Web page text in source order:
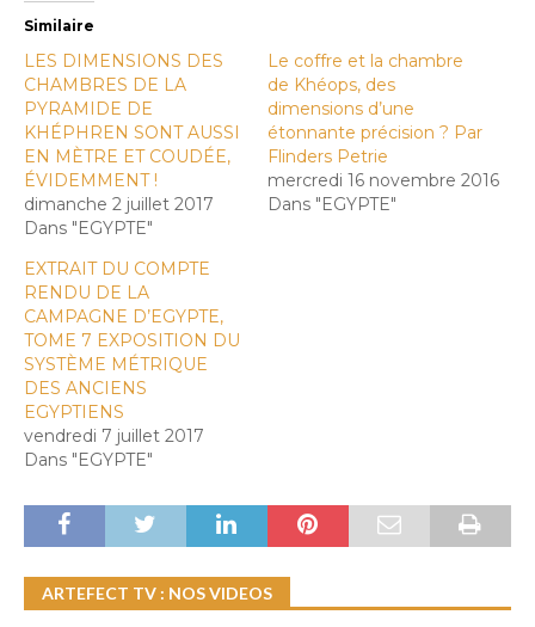
Similaire
LES DIMENSIONS DES
CHAMBRES DE LA
PYRAMIDE DE
KHÉPHREN SONT AUSSI
EN MÈTRE ET COUDÉE,
ÉVIDEMMENT !
dimanche 2 juillet 2017
Dans "EGYPTE"
Le coffre et la chambre
de Khéops, des
dimensions d’une
étonnante précision ? Par
Flinders Petrie
mercredi 16 novembre 2016
Dans "EGYPTE"
EXTRAIT DU COMPTE
RENDU DE LA
CAMPAGNE D’EGYPTE,
TOME 7 EXPOSITION DU
SYSTÈME MÉTRIQUE
DES ANCIENS
EGYPTIENS
vendredi 7 juillet 2017
Dans "EGYPTE"
ARTEFECT TV : NOS VIDEOS